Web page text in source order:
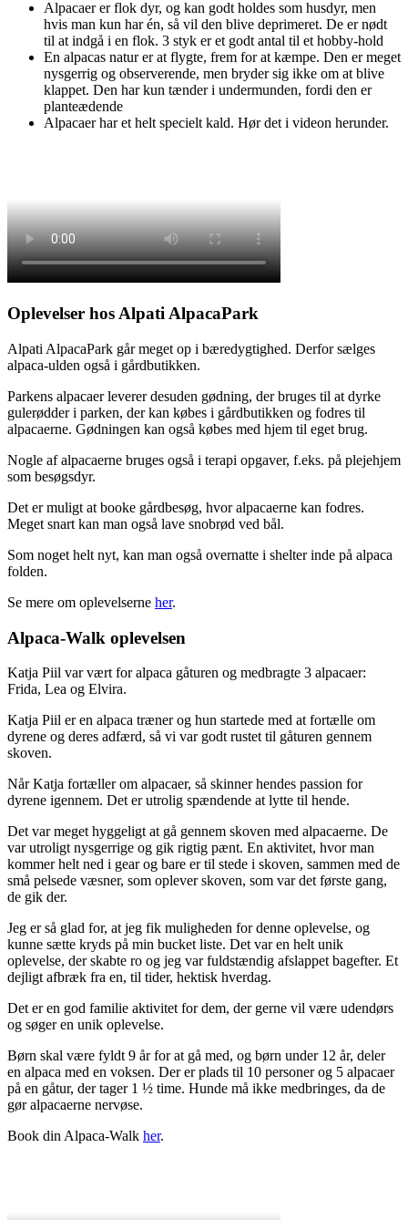
Alpacaer er flok dyr, og kan godt holdes som husdyr, men
hvis man kun har én, så vil den blive deprimeret. De er nødt
til at indgå i en flok. 3 styk er et godt antal til et hobby-hold
En alpacas natur er at flygte, frem for at kæmpe. Den er meget
nysgerrig og observerende, men bryder sig ikke om at blive
klappet. Den har kun tænder i undermunden, fordi den er
planteædende
Alpacaer har et helt specielt kald. Hør det i videon herunder.
Oplevelser hos Alpati AlpacaPark
Alpati AlpacaPark går meget op i bæredygtighed. Derfor sælges
alpaca-ulden også i gårdbutikken.
Parkens alpacaer leverer desuden gødning, der bruges til at dyrke
gulerødder i parken, der kan købes i gårdbutikken og fodres til
alpacaerne. Gødningen kan også købes med hjem til eget brug.
Nogle af alpacaerne bruges også i terapi opgaver, f.eks. på plejehjem
som besøgsdyr.
Det er muligt at booke gårdbesøg, hvor alpacaerne kan fodres.
Meget snart kan man også lave snobrød ved bål.
Som noget helt nyt, kan man også overnatte i shelter inde på alpaca
folden.
Se mere om oplevelserne her.
Alpaca-Walk oplevelsen
Katja Piil var vært for alpaca gåturen og medbragte 3 alpacaer:
Frida, Lea og Elvira.
Katja Piil er en alpaca træner og hun startede med at fortælle om
dyrene og deres adfærd, så vi var godt rustet til gåturen gennem
skoven.
Når Katja fortæller om alpacaer, så skinner hendes passion for
dyrene igennem. Det er utrolig spændende at lytte til hende.
Det var meget hyggeligt at gå gennem skoven med alpacaerne. De
var utroligt nysgerrige og gik rigtig pænt. En aktivitet, hvor man
kommer helt ned i gear og bare er til stede i skoven, sammen med de
små pelsede væsner, som oplever skoven, som var det første gang,
de gik der.
Jeg er så glad for, at jeg fik muligheden for denne oplevelse, og
kunne sætte kryds på min bucket liste. Det var en helt unik
oplevelse, der skabte ro og jeg var fuldstændig afslappet bagefter. Et
dejligt afbræk fra en, til tider, hektisk hverdag.
Det er en god familie aktivitet for dem, der gerne vil være udendørs
og søger en unik oplevelse.
Børn skal være fyldt 9 år for at gå med, og børn under 12 år, deler
en alpaca med en voksen. Der er plads til 10 personer og 5 alpacaer
på en gåtur, der tager 1 ½ time. Hunde må ikke medbringes, da de
gør alpacaerne nervøse.
Book din Alpaca-Walk her.